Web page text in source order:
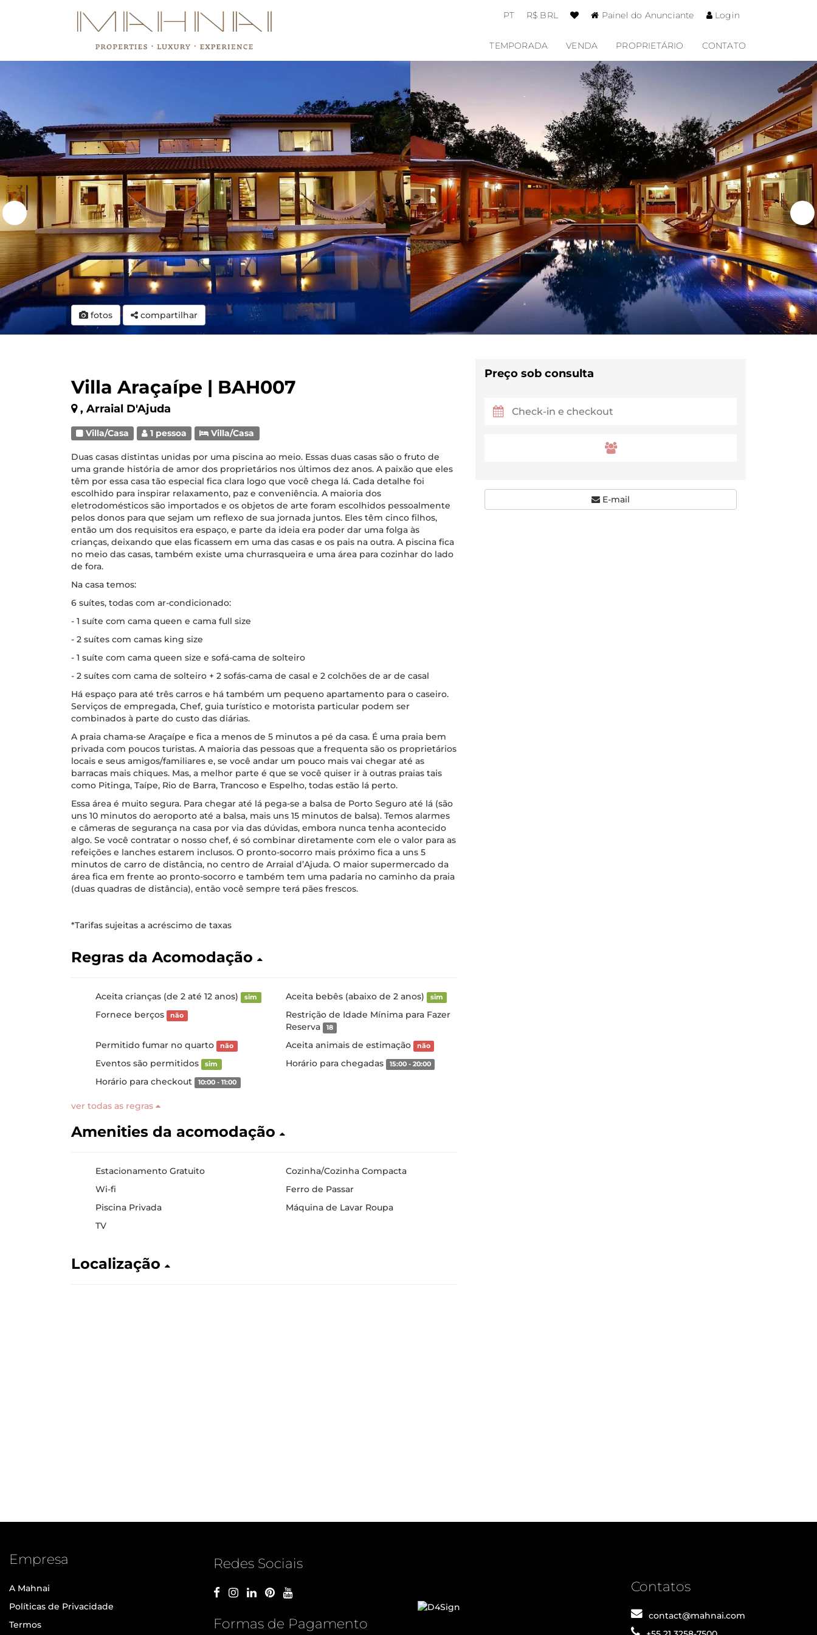
PT R$ BRL Painel do Anunciante Login
TEMPORADA VENDA PROPRIETÁRIO CONTATO
fotos compartilhar
Villa Araçaípe | BAH007
, Arraial D'Ajuda
Villa/Casa 1 pessoa Villa/Casa
Duas casas distintas unidas por uma piscina ao meio. Essas duas casas são o fruto de
uma grande história de amor dos proprietários nos últimos dez anos. A paixão que eles
têm por essa casa tão especial fica clara logo que você chega lá. Cada detalhe foi
escolhido para inspirar relaxamento, paz e conveniência. A maioria dos
eletrodomésticos são importados e os objetos de arte foram escolhidos pessoalmente
pelos donos para que sejam um reflexo de sua jornada juntos. Eles têm cinco filhos,
então um dos requisitos era espaço, e parte da ideia era poder dar uma folga às
crianças, deixando que elas ficassem em uma das casas e os pais na outra. A piscina fica
no meio das casas, também existe uma churrasqueira e uma área para cozinhar do lado
de fora.
Na casa temos:
6 suítes, todas com ar-condicionado:
- 1 suíte com cama queen e cama full size
- 2 suítes com camas king size
- 1 suíte com cama queen size e sofá-cama de solteiro
- 2 suítes com cama de solteiro + 2 sofás-cama de casal e 2 colchões de ar de casal
Há espaço para até três carros e há também um pequeno apartamento para o caseiro.
Serviços de empregada, Chef, guia turístico e motorista particular podem ser
combinados à parte do custo das diárias.
A praia chama-se Araçaípe e fica a menos de 5 minutos a pé da casa. É uma praia bem
privada com poucos turistas. A maioria das pessoas que a frequenta são os proprietários
locais e seus amigos/familiares e, se você andar um pouco mais vai chegar até as
barracas mais chiques. Mas, a melhor parte é que se você quiser ir à outras praias tais
como Pitinga, Taípe, Rio de Barra, Trancoso e Espelho, todas estão lá perto.
Essa área é muito segura. Para chegar até lá pega-se a balsa de Porto Seguro até lá (são
uns 10 minutos do aeroporto até a balsa, mais uns 15 minutos de balsa). Temos alarmes
e câmeras de segurança na casa por via das dúvidas, embora nunca tenha acontecido
algo. Se você contratar o nosso chef, é só combinar diretamente com ele o valor para as
refeições e lanches estarem inclusos. O pronto-socorro mais próximo fica a uns 5
minutos de carro de distância, no centro de Arraial d’Ajuda. O maior supermercado da
área fica em frente ao pronto-socorro e também tem uma padaria no caminho da praia
(duas quadras de distância), então você sempre terá pães frescos.
*Tarifas sujeitas a acréscimo de taxas
Regras da Acomodação
Aceita crianças (de 2 até 12 anos) sim Aceita bebês (abaixo de 2 anos) sim
Fornece berços não
Restrição de Idade Mínima para Fazer
Reserva
18
Permitido fumar no quarto não Aceita animais de estimação não
Eventos são permitidos sim Horário para chegadas 15:00 - 20:00
Horário para checkout 10:00 - 11:00
ver todas as regras
Amenities da acomodação
Estacionamento Gratuito
Cozinha/Cozinha Compacta
Wi-fi
Ferro de Passar
Piscina Privada
Máquina de Lavar Roupa
TV
Localização
Preço sob consulta
E-mail
Empresa
A Mahnai
Políticas de Privacidade
Termos
Redes Sociais
Formas de Pagamento
Contatos
contact@mahnai.com